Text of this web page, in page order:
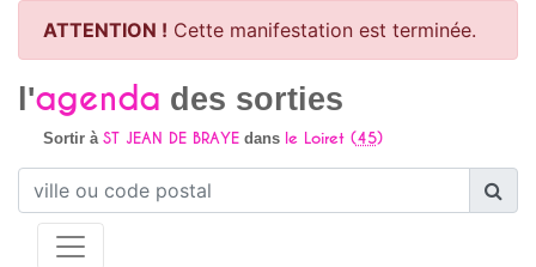
ATTENTION ! Cette manifestation est terminée.
l'agenda des sorties
Sortir à ST JEAN DE BRAYEdans le Loiret (45)